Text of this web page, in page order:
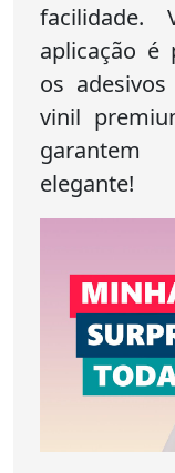
aplicação é
os
vinil
garantem
elegante!